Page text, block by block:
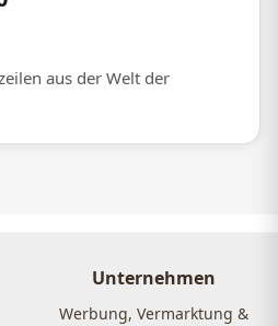
aus der Welt der
Unternehmen
Werbung, Vermarktung &